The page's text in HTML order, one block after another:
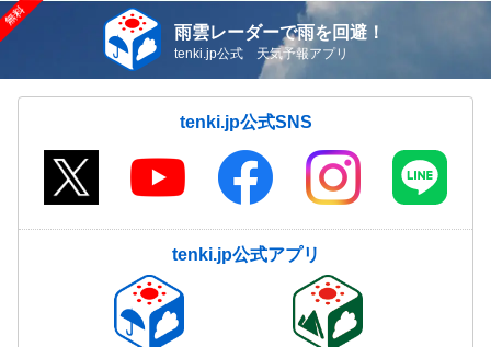
雨雲レーダーで雨を回避！
tenki.jp公式 天気予報アプリ
tenki.jp公式SNS
tenki.jp公式アプリ